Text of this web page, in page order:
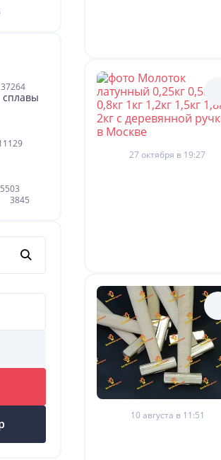
37264
5503
3845
27 октября в 19:27
10 августа в 11:51